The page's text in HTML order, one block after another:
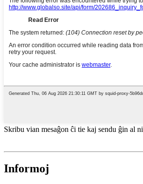
Skribu vian mesaĝon ĉi tie kaj sendu ĝin al ni
Informoj